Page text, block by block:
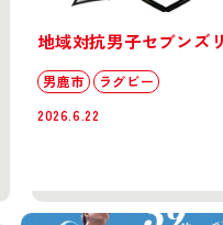
地域対抗男子セブンズ
男鹿市
ラグビー
2026.6.22